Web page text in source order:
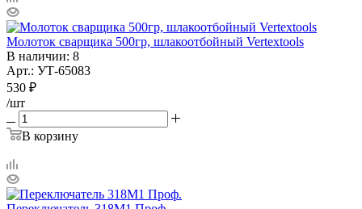
Молоток сварщика 500гр, шлакоотбойный Vertextools
В наличии: 8
Арт.: УТ-65083
530 ₽
/шт
В корзину